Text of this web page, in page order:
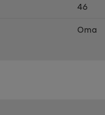
46
Oma